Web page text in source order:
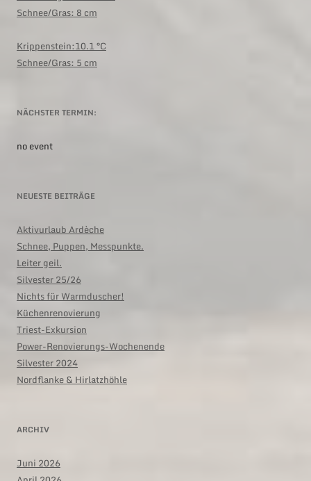
Schnee/Gras: 8 cm
Krippenstein:10.1 °C
Schnee/Gras: 5 cm
NÄCHSTER TERMIN:
no event
NEUESTE BEITRÄGE
Aktivurlaub Ardèche
Schnee, Puppen, Messpunkte.
Leiter geil.
Silvester 25/26
Nichts für Warmduscher!
Küchenrenovierung
Triest-Exkursion
Power-Renovierungs-Wochenende
Silvester 2024
Nordflanke & Hirlatzhöhle
ARCHIV
Juni 2026